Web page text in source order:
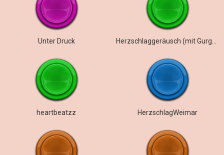
Unter Druck
heartbeatzz HerzschlagWeimar